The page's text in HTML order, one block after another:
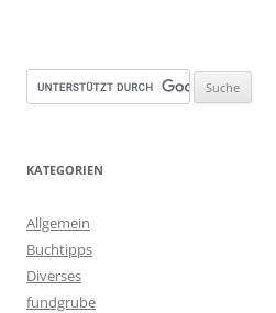
KATEGORIEN
Allgemein
Buchtipps
Diverses
fundgrube